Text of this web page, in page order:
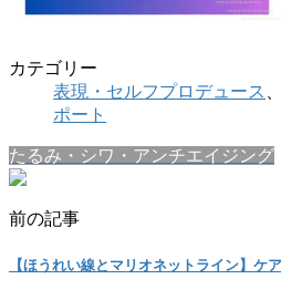
カテゴリー
表現・セルフプロデュース
ポート
たるみ・シワ・アンチエイジング
前の記事
【ほうれい線とマリオネットライン】ケ